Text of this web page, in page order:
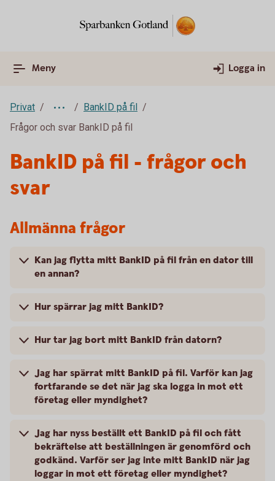
Meny Logga in
Privat
BankID på fil
Frågor och svar BankID på fil
BankID på fil - frågor och
svar
Allmänna frågor
Kan jag flytta mitt BankID på fil från en dator till
en annan?
Hur spärrar jag mitt BankID?
Hur tar jag bort mitt BankID från datorn?
Jag har spärrat mitt BankID på fil. Varför kan jag
fortfarande se det när jag ska logga in mot ett
företag eller myndighet?
Jag har nyss beställt ett BankID på fil och fått
bekräftelse att beställningen är genomförd och
godkänd. Varför ser jag inte mitt BankID när jag
loggar in mot ett företag eller myndighet?